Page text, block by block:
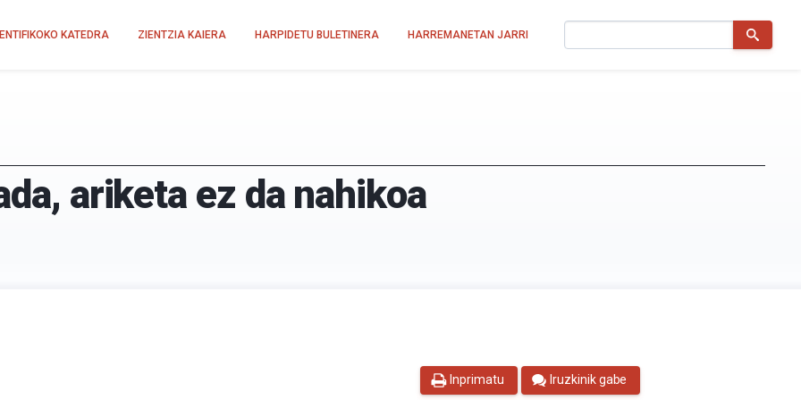
KATEDRA ZIENTZIA KAIERA HARPIDETU BULETINERA HARREMANETAN JARRI
ariketa ez da nahikoa
Inprimatu Iruzkinik gabe